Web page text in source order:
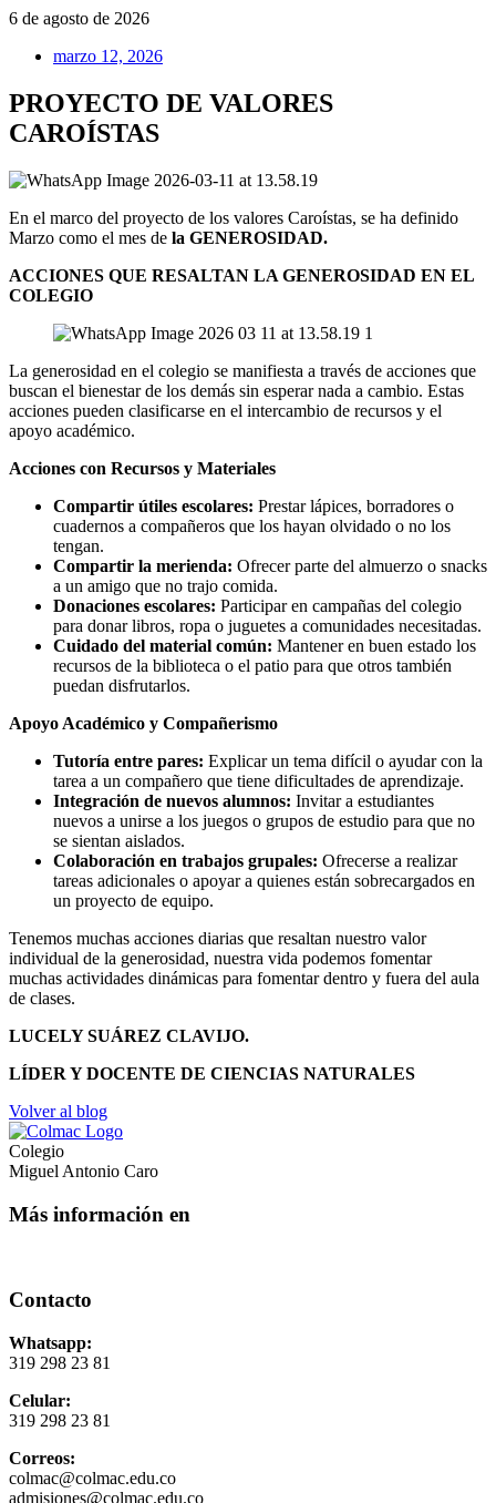
6 de agosto de 2026
marzo 12, 2026
PROYECTO DE VALORES
CAROÍSTAS
En el marco del proyecto de los valores Caroístas, se ha definido
Marzo como el mes de la GENEROSIDAD.
ACCIONES QUE RESALTAN LA GENEROSIDAD EN EL
COLEGIO
La generosidad en el colegio se manifiesta a través de acciones que
buscan el bienestar de los demás sin esperar nada a cambio. Estas
acciones pueden clasificarse en el intercambio de recursos y el
apoyo académico.
Acciones con Recursos y Materiales
Compartir útiles escolares: Prestar lápices, borradores o
cuadernos a compañeros que los hayan olvidado o no los
tengan.
Compartir la merienda: Ofrecer parte del almuerzo o snacks
a un amigo que no trajo comida.
Donaciones escolares: Participar en campañas del colegio
para donar libros, ropa o juguetes a comunidades necesitadas.
Cuidado del material común: Mantener en buen estado los
recursos de la biblioteca o el patio para que otros también
puedan disfrutarlos.
Apoyo Académico y Compañerismo
Tutoría entre pares: Explicar un tema difícil o ayudar con la
tarea a un compañero que tiene dificultades de aprendizaje.
Integración de nuevos alumnos: Invitar a estudiantes
nuevos a unirse a los juegos o grupos de estudio para que no
se sientan aislados.
Colaboración en trabajos grupales: Ofrecerse a realizar
tareas adicionales o apoyar a quienes están sobrecargados en
un proyecto de equipo.
Tenemos muchas acciones diarias que resaltan nuestro valor
individual de la generosidad, nuestra vida podemos fomentar
muchas actividades dinámicas para fomentar dentro y fuera del aula
de clases.
LUCELY SUÁREZ CLAVIJO.
LÍDER Y DOCENTE DE CIENCIAS NATURALES
Volver al blog
Colegio
Miguel Antonio Caro
Más información en
Contacto
Whatsapp:
319 298 23 81
Celular:
319 298 23 81
Correos:
colmac@colmac.edu.co
admisiones@colmac.edu.co